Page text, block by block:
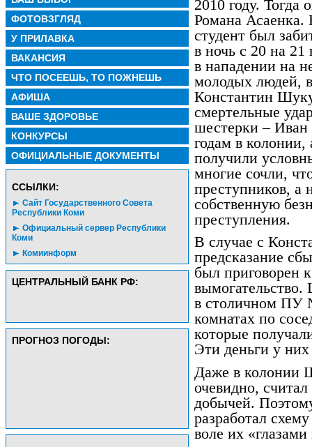
ФОТОВЗГЛЯД
У ПРИЛАВКА
ВАКАНСИЯ
ЧТО ПОСЕЕШЬ, ТО ПОЖНЕШЬ
АФИША
ВАШЕ ЗДОРОВЬЕ
КОНКУРСЫ
ОФИЦИАЛЬНЫЕ ДОКУМЕНТЫ
CСЫЛКИ:
Сайт Государственного Совета
Республики Коми
Официальный сервер Республики
Коми
Комиинформ
ЦЕНТРАЛЬНЫЙ БАНК РФ:
ПРОГНОЗ ПОГОДЫ:
2010 году. Тогда
Романа Асаенка.
студент был
в ночь с 20 на
в нападении на
молодых людей,
Константин
смертельные
шестерки –
годам в колонии,
получили
многие сочли,
преступников, а
собственную
преступления.
В случае с
предсказание
был приговорен
вымогательство.
в столичном ПУ
комнатах по
которые
Эти деньги у
Даже в колонии
очевидно,
добычей.
разработал
воле их